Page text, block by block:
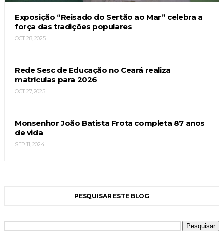
Exposição “Reisado do Sertão ao Mar” celebra a
força das tradições populares
OCT 28, 2025
Rede Sesc de Educação no Ceará realiza
matrículas para 2026
OCT 27, 2025
Monsenhor João Batista Frota completa 87 anos
de vida
SEP 11, 2024
PESQUISAR ESTE BLOG